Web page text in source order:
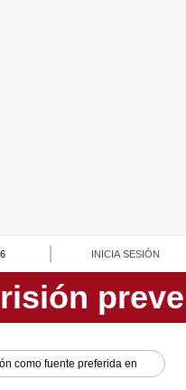
INICIA SESIÓN
como fuente preferida en